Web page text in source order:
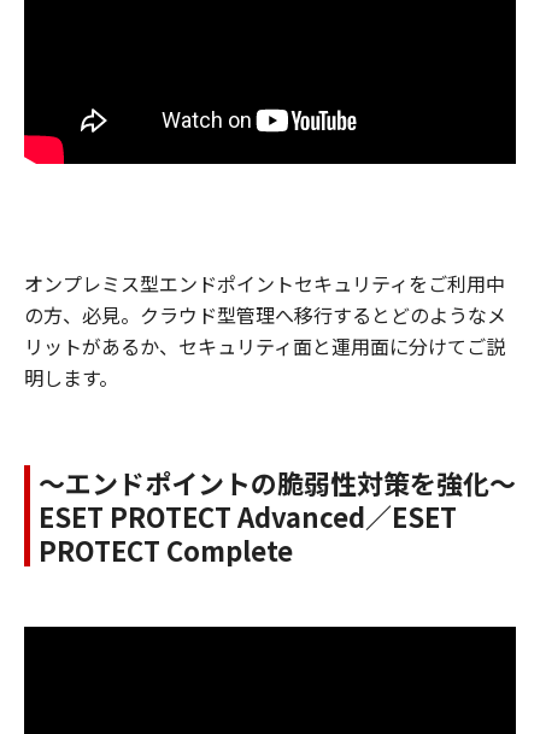
オンプレミス型エンドポイントセキュリティをご利用中
の方、必見。クラウド型管理へ移行するとどのようなメ
リットがあるか、セキュリティ面と運用面に分けてご説
明します。
～エンドポイントの脆弱性対策を強化～
ESET PROTECT Advanced／ESET
PROTECT Complete